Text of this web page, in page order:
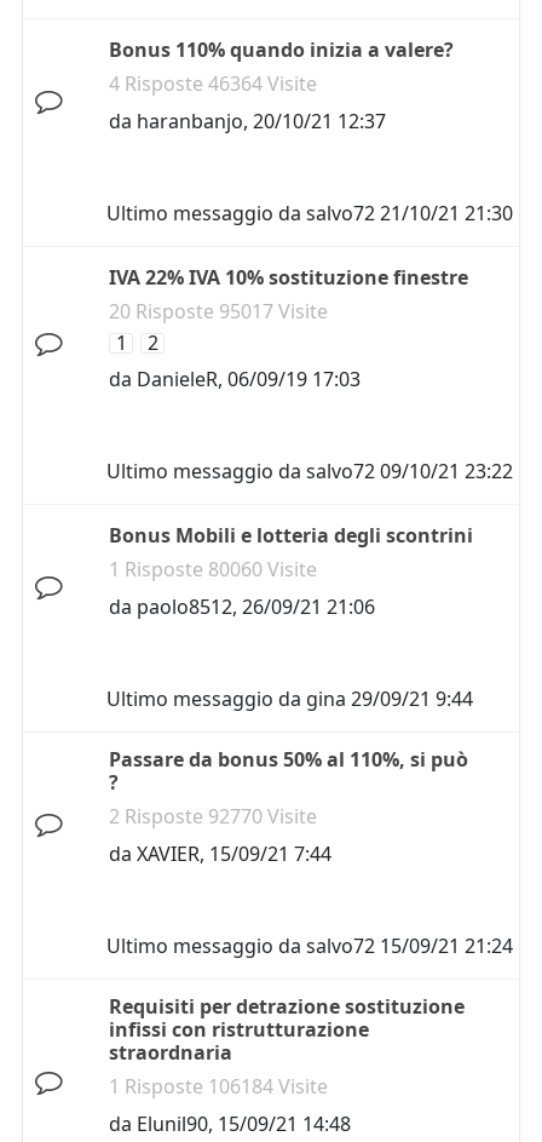
Bonus 110% quando inizia a valere?
4 Risposte 46364 Visite
da haranbanjo, 20/10/21 12:37
Ultimo messaggio da salvo7221/10/21 21:30
IVA 22% IVA 10% sostituzione finestre
20 Risposte 95017 Visite
1
2
da DanieleR, 06/09/19 17:03
Ultimo messaggio da salvo7209/10/21 23:22
Bonus Mobili e lotteria degli scontrini
1 Risposte 80060 Visite
da paolo8512, 26/09/21 21:06
Ultimo messaggio da gina 29/09/21 9:44
Passare da bonus 50% al 110%, si può
?
2 Risposte 92770 Visite
da XAVIER, 15/09/21 7:44
Ultimo messaggio da salvo72 15/09/21 21:24
Requisiti per detrazione sostituzione
infissi con ristrutturazione
straordnaria
1 Risposte 106184 Visite
da Elunil90, 15/09/21 14:48